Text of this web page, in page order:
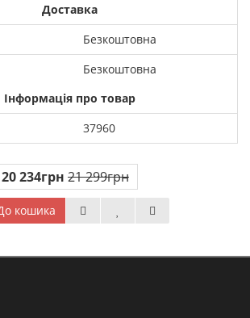
Доставка
Безкоштовна
Безкоштовна
Інформація про товар
37960
20 234грн 21 299грн
кошика